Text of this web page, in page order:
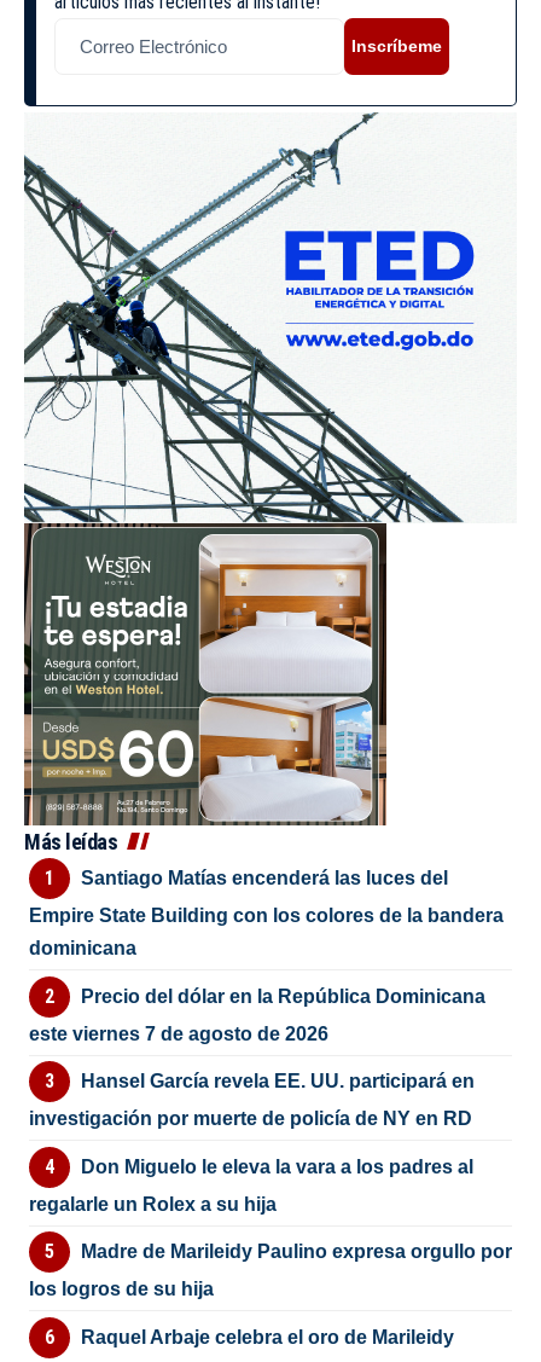
Inscríbeme
Más leídas
Santiago Matías encenderá las luces del
Empire State Building con los colores de la bandera
dominicana
Precio del dólar en la República Dominicana
este viernes 7 de agosto de 2026
Hansel García revela EE. UU. participará en
investigación por muerte de policía de NY en RD
Don Miguelo le eleva la vara a los padres al
regalarle un Rolex a su hija
Madre de Marileidy Paulino expresa orgullo por
los logros de su hija
Raquel Arbaje celebra el oro de Marileidy